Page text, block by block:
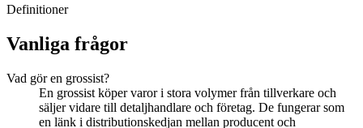
Definitioner
Vanliga frågor
Vad gör en grossist?
En grossist köper varor i stora volymer från tillverkare och
säljer vidare till detaljhandlare och företag. De fungerar som
en länk i distributionskedjan mellan producent och